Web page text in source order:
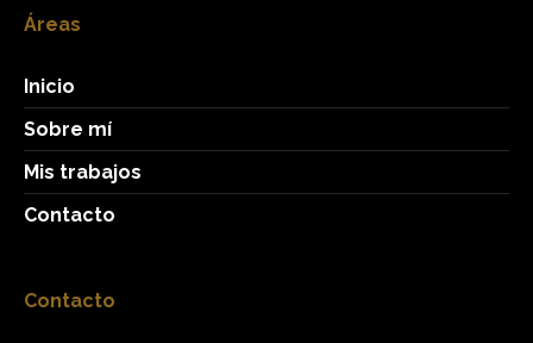
Áreas
Inicio
Sobre mí
Mis trabajos
Contacto
Contacto